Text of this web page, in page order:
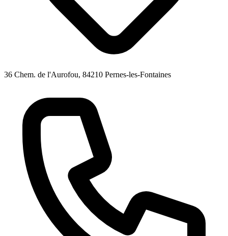
36 Chem. de l'Aurofou, 84210 Pernes-les-Fontaines